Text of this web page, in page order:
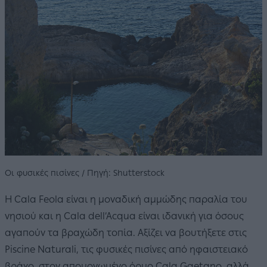
Οι φυσικές πισίνες / Πηγή: Shutterstock
Η Cala Feola είναι η μοναδική αμμώδης παραλία του
νησιού και η Cala dell’Acqua είναι ιδανική για όσους
αγαπούν τα βραχώδη τοπία. Αξίζει να βουτήξετε στις
Piscine Naturali, τις φυσικές πισίνες από ηφαιστειακό